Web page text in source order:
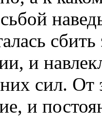
и
сил. От
и